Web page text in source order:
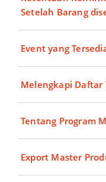
Setelah Barang
Event yang
Melengkapi Daftar
Tentang Program
Export Master